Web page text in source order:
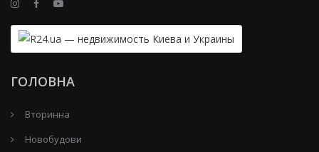
ГОЛОВНА
Вторинна
Новобудови